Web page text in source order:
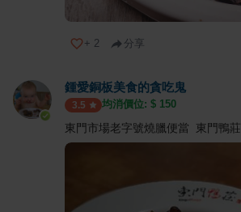
+ 2 分享
鍾愛銅板美食的貪吃鬼
3.5 均消價位: $ 150
東門市場老字號燒臘便當 東門鴨莊